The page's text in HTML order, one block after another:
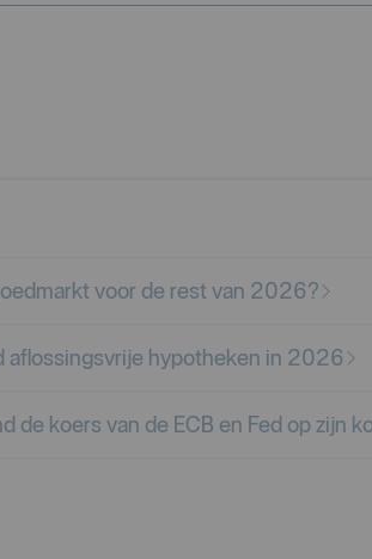
voor de rest van 2026?
aflossingsvrije hypotheken in 2026
de koers van de ECB en Fed op zijn